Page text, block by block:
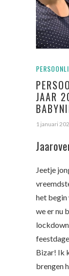
JAAR
1 januari
Jeetje
het begin
we er nu
Bizar! Ik
brengen